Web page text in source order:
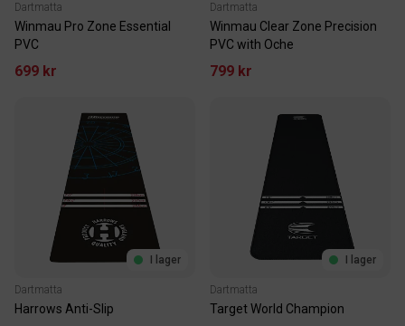
Dartmatta
Winmau Pro Zone Essential
PVC
699 kr
Dartmatta
Winmau Clear Zone Precision
PVC with Oche
799 kr
I lager
Dartmatta
Harrows Anti-Slip
I lager
Dartmatta
Target World Champion